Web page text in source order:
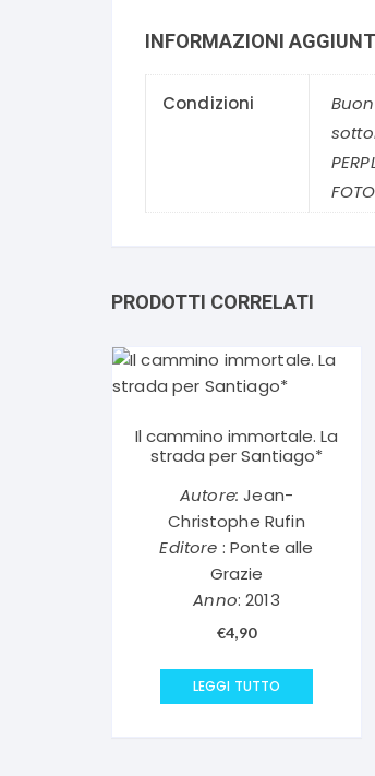
INFORMAZIONI
Condizioni
PRODOTTI CORRELATI
Il cammino immortale. La
strada per Santiago*
Autore: Jean-
Christophe Rufin
Editore : Ponte alle
Grazie
Anno: 2013
€4,90
LEGGI TUTTO